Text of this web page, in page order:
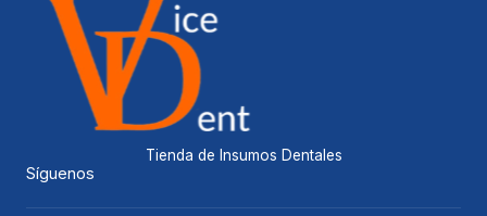
Tienda de Insumos Dentales
Síguenos